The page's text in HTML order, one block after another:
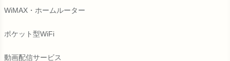
WiMAX・ホームルーター
ポケット型WiFi
動画配信サービス